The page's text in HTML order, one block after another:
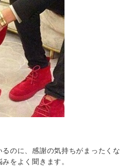
るのに、感謝の気持ちがまったくな
をよく聞きます。